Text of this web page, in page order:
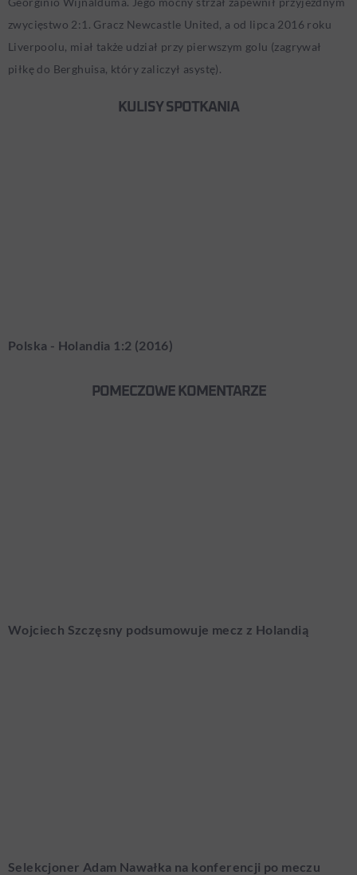
zwycięstwo 2:1. Gracz Newcastle United, a od lipca 2016 roku
Liverpoolu, miał także udział przy pierwszym golu (zagrywał
piłkę do Berghuisa, który zaliczył asystę).
KULISY SPOTKANIA
Polska - Holandia 1:2 (2016)
POMECZOWE KOMENTARZE
Wojciech Szczęsny podsumowuje mecz z Holandią
Selekcjoner Adam Nawałka na konferencji po meczu